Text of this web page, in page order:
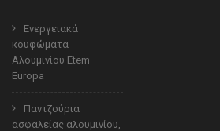
Ενεργειακά
κουφώματα
Αλουμινίου Etem
Europa
Παντζούρια
ασφαλείας αλουμινίου,